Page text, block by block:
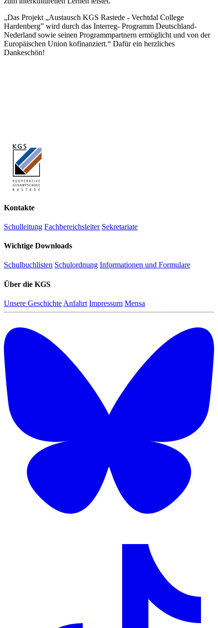
„Das Projekt „Austausch KGS Rastede - Vechtdal College
Hardenberg” wird durch das Interreg- Programm Deutschland-
Nederland sowie seinen Programmpartnern ermöglicht und von der
Europäischen Union kofinanziert.“ Dafür ein herzliches
Dankeschön!
Kontakte
Schulleitung Fachbereichsleiter Sekretariate
Wichtige Downloads
Schulbuchlisten Schulordnung Informationen und Formulare
Über die KGS
Unsere Geschichte Anfahrt Impressum Mensa